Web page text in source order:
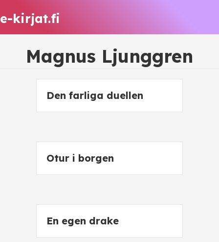
e-kirjat.fi
Magnus Ljunggren
Den farliga duellen
Otur i borgen
En egen drake